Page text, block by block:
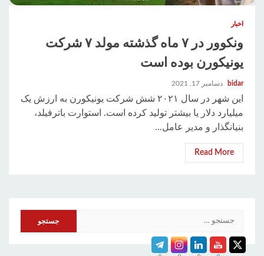
اخبار
ونکوور در ۷ ماه گذشته مولد ۷ شرکت
یونیکورن بوده است
bidar دسامبر 17, 2021
این شهر در سال ۲۰۲۱ شش شرکت یونیکورن به ارزش یک
میلیارد دلار یا بیشتر تولید کرده است. استوارت باترفیلد،
بنیانگذار و مدیر عامل...
Read More
953